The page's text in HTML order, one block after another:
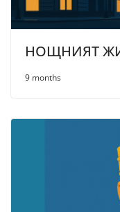
НОЩНИЯТ
9 months